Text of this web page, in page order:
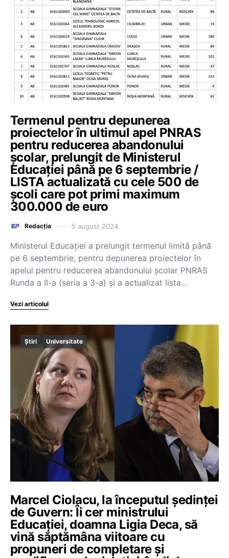
Termenul pentru depunerea
proiectelor în ultimul apel PNRAS
pentru reducerea abandonului
școlar, prelungit de Ministerul
Educației până pe 6 septembrie /
LISTA actualizată cu cele 500 de
școli care pot primi maximum
300.000 de euro
Redacția 5 august 2024
Ministerul Educației a prelungit termenul limită până
pe 6 septembrie, pentru depunerea proiectelor în
apelul pentru reducerea abandonului școlar PNRAS
Runda a II-a (seria a 3-a) și a actualizat lista…
Vezi articolul
Știri Universitate
Marcel Ciolacu, la începutul ședinței
de Guvern: Îi cer ministrului
Educației, doamna Ligia Deca, să
vină săptămâna viitoare cu
propuneri de completare și